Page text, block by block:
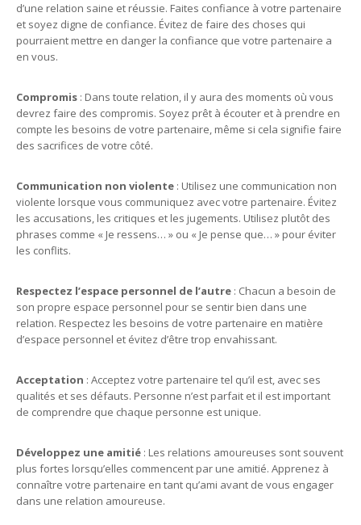
d’une relation saine et réussie. Faites confiance à votre partenaire
et soyez digne de confiance. Évitez de faire des choses qui
pourraient mettre en danger la confiance que votre partenaire a
en vous.
Compromis : Dans toute relation, il y aura des moments où vous
devrez faire des compromis. Soyez prêt à écouter et à prendre en
compte les besoins de votre partenaire, même si cela signifie faire
des sacrifices de votre côté.
Communication non violente : Utilisez une communication non
violente lorsque vous communiquez avec votre partenaire. Évitez
les accusations, les critiques et les jugements. Utilisez plutôt des
phrases comme « Je ressens… » ou « Je pense que… » pour éviter
les conflits.
Respectez l’espace personnel de l’autre : Chacun a besoin de
son propre espace personnel pour se sentir bien dans une
relation. Respectez les besoins de votre partenaire en matière
d’espace personnel et évitez d’être trop envahissant.
Acceptation : Acceptez votre partenaire tel qu’il est, avec ses
qualités et ses défauts. Personne n’est parfait et il est important
de comprendre que chaque personne est unique.
Développez une amitié : Les relations amoureuses sont souvent
plus fortes lorsqu’elles commencent par une amitié. Apprenez à
connaître votre partenaire en tant qu’ami avant de vous engager
dans une relation amoureuse.